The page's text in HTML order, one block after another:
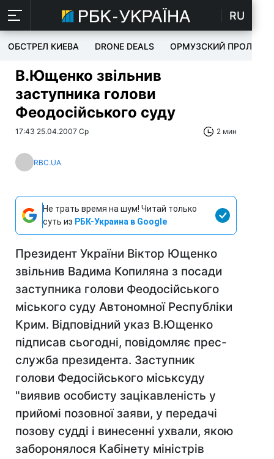
RU
ОБСТРЕЛ КИЕВА DRONE DEALS ОРМУЗСКИЙ ПРОЛИВ
В.Ющенко звільнив
заступника голови
Феодосійського суду
17:43 25.04.2007 Ср 2 мин
RBC.UA
Не трать время на шум! Читай только
суть из РБК-Украина в Google
Президент України Віктор Ющенко
звільнив Вадима Копиляна з посади
заступника голови Феодосійського
міського суду Автономної Республіки
Крим. Відповідний указ В.Ющенко
підписав сьогодні, повідомляє прес-
служба президента. Заступник
голови Федосійського міськсуду
"виявив особисту зацікавленість у
прийомі позовної заяви, у передачі
позову судді і винесенні ухвали, якою
заборонялося Кабінету міністрів